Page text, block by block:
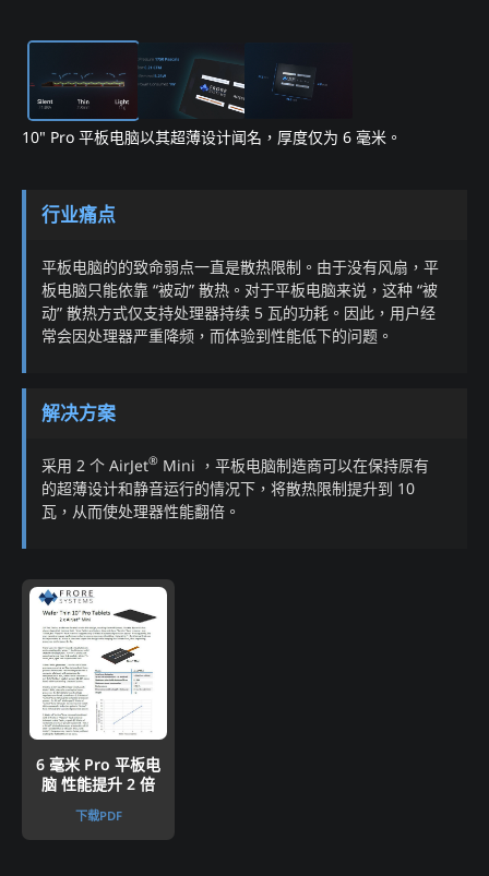
​10" Pro 平板电脑以其超薄设计闻名，厚度仅为 6 毫米。​
行业痛点
平板电脑的的致命弱点一直是散热限制。由于没有风扇，平
板电脑只能依靠 “被动” 散热。对于平板电脑来说，这种 “被
动” 散热方式仅支持处理器持续 5 瓦的功耗。因此，用户经
常会因处理器严重降频，而体验到性能低下的问题。​
解决方案​
采用 2 个 AirJet® Mini ，平板电脑制造商可以在保持原有
的超薄设计和静音运行的情况下，将散热限制提升到 10
瓦，从而使处理器性能翻倍。​
6 毫米 Pro 平板电
脑​ 性能提升 2 倍
下载PDF​